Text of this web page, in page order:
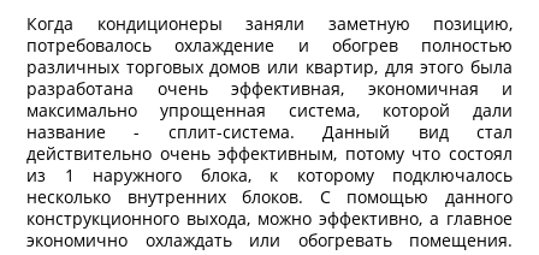
Когда кондиционеры заняли заметную позицию,
потребовалось охлаждение и обогрев полностью
различных торговых домов или квартир, для этого была
разработана очень эффективная, экономичная и
максимально упрощенная система, которой дали
название - сплит-система. Данный вид стал
действительно очень эффективным, потому что состоял
из 1 наружного блока, к которому подключалось
несколько внутренних блоков. С помощью данного
конструкционного выхода, можно эффективно, а главное
экономично охлаждать или обогревать помещения.